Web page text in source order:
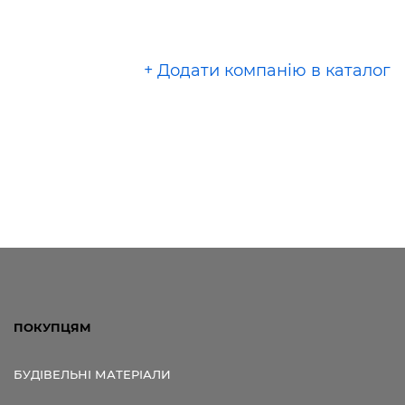
+ Додати компанію в каталог
ПОКУПЦЯМ
БУДІВЕЛЬНІ МАТЕРІАЛИ